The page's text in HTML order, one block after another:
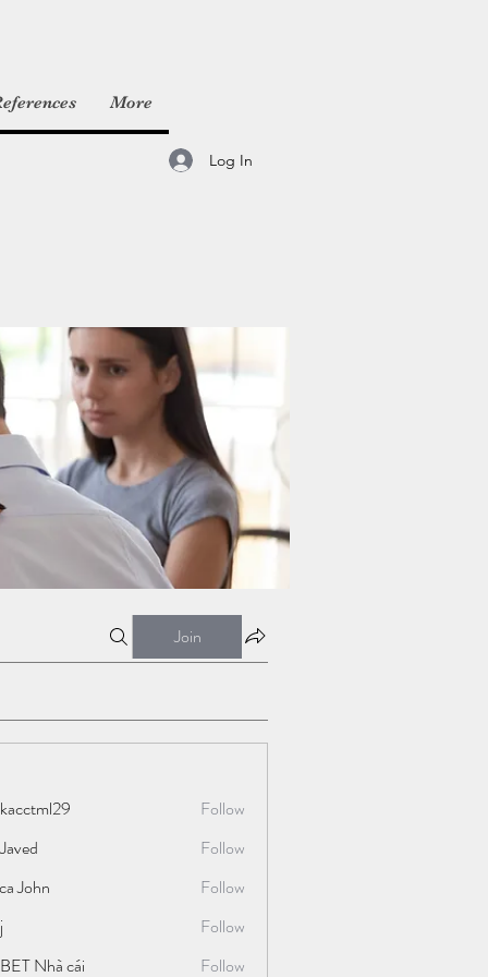
Log In
More
Join
Follow
Follow
John
Follow
Follow
Nhà cái
Follow